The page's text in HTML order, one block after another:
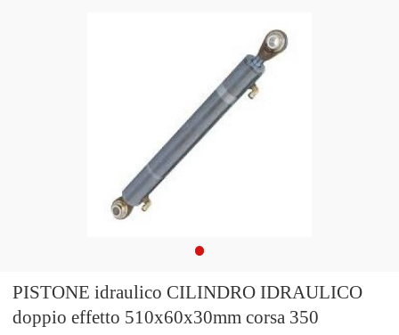
PISTONE idraulico CILINDRO IDRAULICO
doppio effetto 510x60x30mm corsa 350